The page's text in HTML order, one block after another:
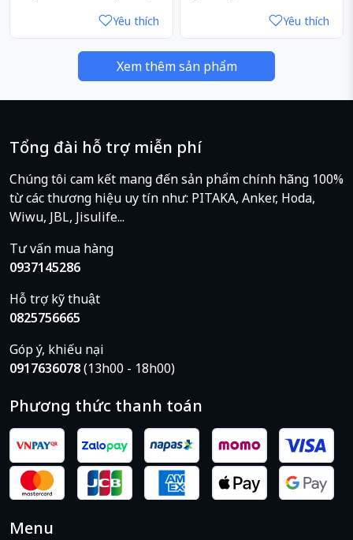
Yêu thích
Yêu thích
Xem thêm sản phẩm
Tổng đài hỗ trợ miễn phí
Chúng tôi cam kết mang đến sản phẩm chính hãng 100%
từ các thương hiệu uy tín như: PITAKA, Anker, Hoda,
Wiwu, JBL, Jisulife...
Tư vấn mua hàng
0937145286
Hỗ trợ kỹ thuật
0825756665
Góp ý, khiếu nại
0917636078(13h00 - 18h00)
Phương thức thanh toán
Menu